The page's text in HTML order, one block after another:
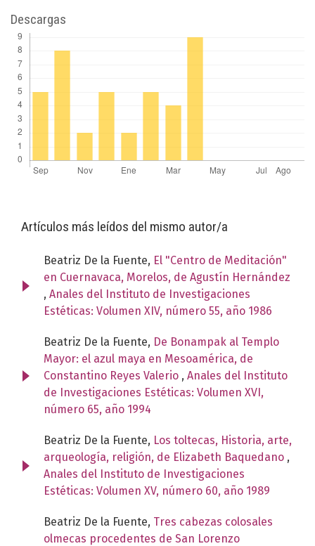
Descargas
Artículos más leídos del mismo autor/a
Beatriz De la Fuente, El "Centro de Meditación"
en Cuernavaca, Morelos, de Agustín Hernández
, Anales del Instituto de Investigaciones
Estéticas: Volumen XIV, número 55, año 1986
Beatriz De la Fuente, De Bonampak al Templo
Mayor: el azul maya en Mesoamérica, de
Constantino Reyes Valerio , Anales del Instituto
de Investigaciones Estéticas: Volumen XVI,
número 65, año 1994
Beatriz De la Fuente, Los toltecas, Historia, arte,
arqueología, religión, de Elizabeth Baquedano ,
Anales del Instituto de Investigaciones
Estéticas: Volumen XV, número 60, año 1989
Beatriz De la Fuente, Tres cabezas colosales
olmecas procedentes de San Lorenzo